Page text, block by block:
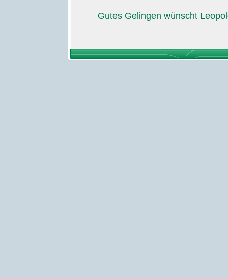
Gutes Gelingen wünscht